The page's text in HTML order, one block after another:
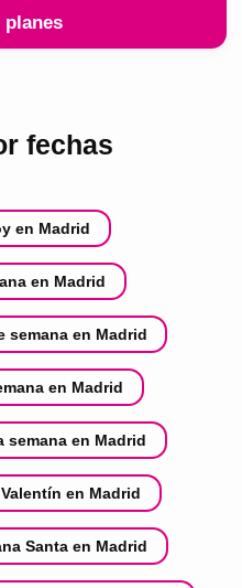
planes
fechas
en Madrid
en Madrid
semana en Madrid
en Madrid
semana en Madrid
en Madrid
Santa en Madrid